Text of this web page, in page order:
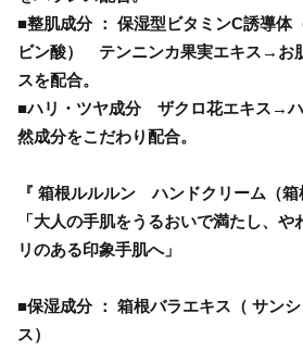
■整肌成分 ： 保湿型ビタミンC誘導体
ビン酸） テンニンカ果実エキス→お
スを配合。
■ハリ・ツヤ成分 ザクロ花エキス→
然成分をこだわり配合。
『 箱根ルルルン ハンドクリーム（箱
「大人の手肌をうるおいで満たし、
リのある印象手肌へ」
■保湿成分 ： 箱根バラエキス（ サン
ス）